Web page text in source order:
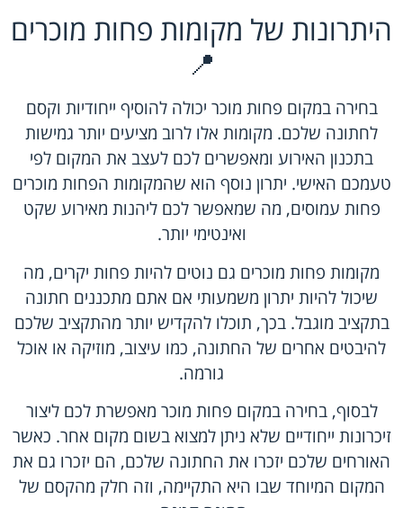
היתרונות של מקומות פחות מוכרים
📍
בחירה במקום פחות מוכר יכולה להוסיף ייחודיות וקסם
לחתונה שלכם. מקומות אלו לרוב מציעים יותר גמישות
בתכנון האירוע ומאפשרים לכם לעצב את המקום לפי
טעמכם האישי. יתרון נוסף הוא שהמקומות הפחות מוכרים
פחות עמוסים, מה שמאפשר לכם ליהנות מאירוע שקט
ואינטימי יותר.
מקומות פחות מוכרים גם נוטים להיות פחות יקרים, מה
שיכול להיות יתרון משמעותי אם אתם מתכננים חתונה
בתקציב מוגבל. בכך, תוכלו להקדיש יותר מהתקציב שלכם
להיבטים אחרים של החתונה, כמו עיצוב, מוזיקה או אוכל
גורמה.
לבסוף, בחירה במקום פחות מוכר מאפשרת לכם ליצור
זיכרונות ייחודיים שלא ניתן למצוא בשום מקום אחר. כאשר
האורחים שלכם יזכרו את החתונה שלכם, הם יזכרו גם את
המקום המיוחד שבו היא התקיימה, וזה חלק מהקסם של